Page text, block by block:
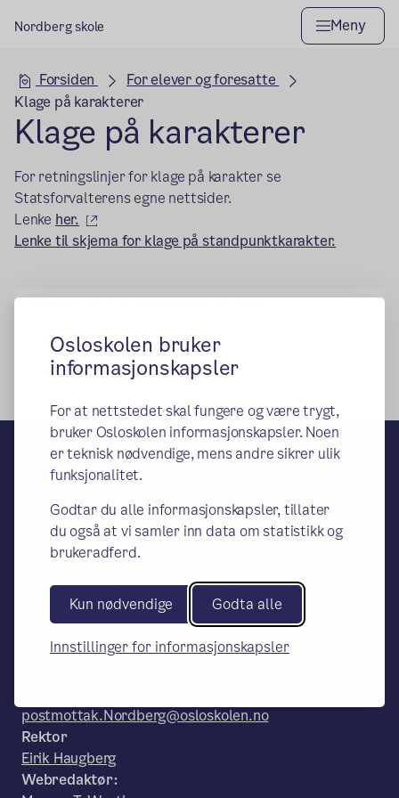
Osloskolen bruker
informasjonskapsler
For at nettstedet skal fungere og være trygt,
bruker Osloskolen informasjonskapsler. Noen
er teknisk nødvendige, mens andre sikrer ulik
funksjonalitet.
Godtar du alle informasjonskapsler, tillater
du også at vi samler inn data om statistikk og
brukeradferd.
Kun nødvendige Godta alle
Innstillinger for informasjonskapsler
Nordberg skole Meny
Hovedseksjon
Forsiden
For elever og foresatte
Klage på karakterer
Klage på karakterer
For retningslinjer for klage på karakter se
Statsforvalterens egne nettsider.
Lenke her.
(ekstern lenke)
Lenke til skjema for klage på standpunktkarakter.
Publisert:29.01.2018Endret:02.06.2026
Nordberg skole
– en del av Osloskolen
Besøks- og leveringsadresse:
Sognsveien 210 B, 0860 Oslo
Oslo kommune, Utdanningsetaten,
Nordberg skole, Pb. 6127 Etterstad,
0602 Oslo
Telefon:
postmottak.Nordberg@osloskolen.no
Rektor
Eirik Haugberg
Webredaktør: